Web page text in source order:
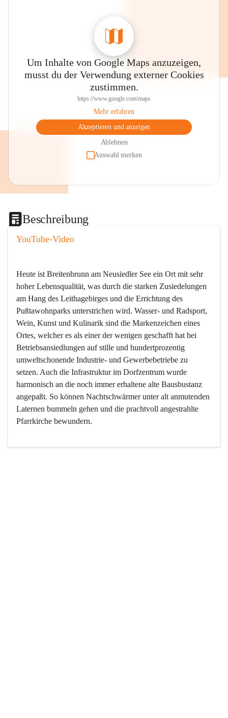
Um Inhalte von Google Maps anzuzeigen,
musst du der Verwendung externer Cookies
zustimmen.
https://www.google.com/maps
Mehr erfahren
Akzeptieren und anzeigen
Ablehnen
Auswahl merken
Beschreibung
YouTube-Video
Heute ist Breitenbrunn am Neusiedler See ein Ort mit sehr
hoher Lebensqualität, was durch die starken Zusiedelungen
am Hang des Leithagebirges und die Errichtung des
Pußtawohnparks unterstrichen wird. Wasser- und Radsport,
Wein, Kunst und Kulinarik sind die Markenzeichen eines
Ortes, welcher es als einer der wenigen geschafft hat bei
Betriebsansiedlungen auf stille und hundertprozentig
umweltschonende Industrie- und Gewerbebetriebe zu
setzen. Auch die Infrastruktur im Dorfzentrum wurde
harmonisch an die noch immer erhaltene alte Bausbustanz
angepaßt. So können Nachtschwärmer unter alt anmutenden
Laternen bummeln gehen und die prachtvoll angestrahlte
Pfarrkirche bewundern.
Der Weinbau dominert heute nicht mehr, ist aber integrativer